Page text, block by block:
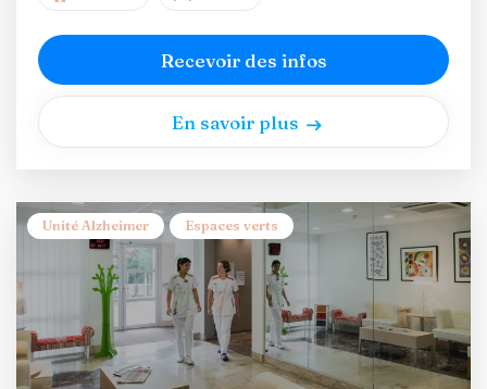
Recevoir des infos
En savoir plus
Unité Alzheimer Espaces verts